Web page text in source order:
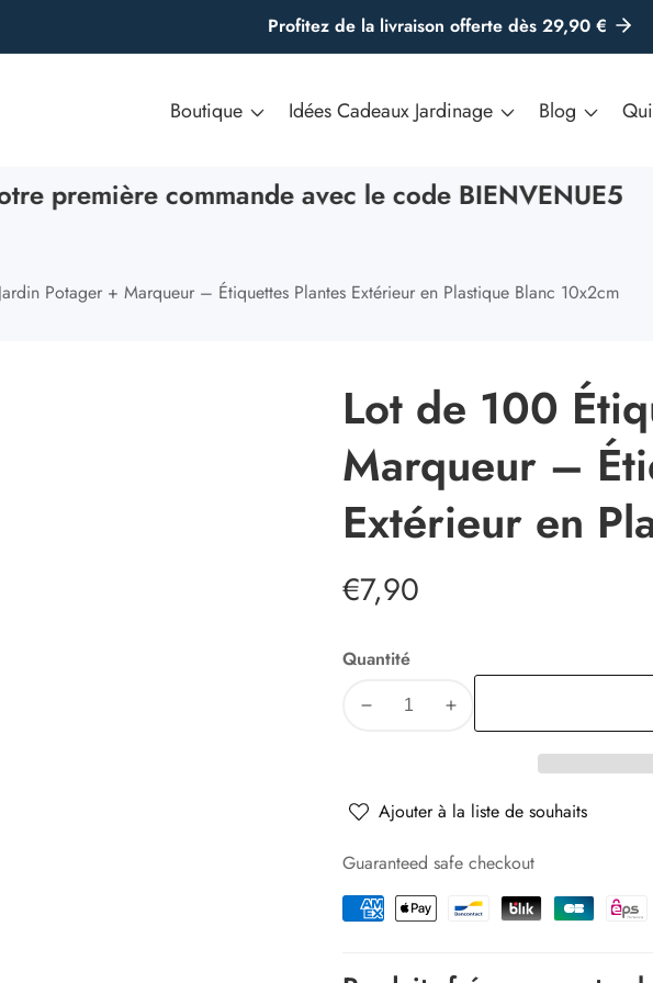
Profitez de la livraison offerte dès 29,90 €
Boutique Idées Cadeaux Jardinage Blog
commande avec le code BIENVENUE5
Potager + Marqueur – Étiquettes Plantes Extérieur en Plastique Blanc 10x2cm
Lot de 100
Marqueur –
Extérieur en
Prix
€7,90
Quantité
Diminuer
Lot
100
Étiquettes
Jardin
Augmenter
Lot
100
Étiquettes
Jardin
Ajouter à la liste de souhaits
Guaranteed safe checkout